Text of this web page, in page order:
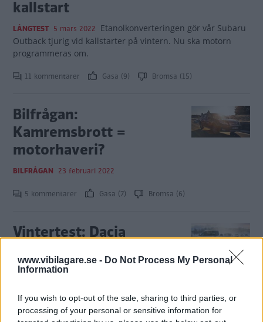
www.vibilagare.se - Do Not Process My Personal
Information
If you wish to opt-out of the sale, sharing to third parties, or
processing of your personal or sensitive information for
kallstart
LÅNGTEST 5 mars 2022 Etanolkonverteringen gör vår Subaru
Outback tjurig vid kallstarter på vintern. Nu ska motorn
programmeras om.
11 kommentarer Gasa (9) Bromsa (15)
Bilfrågan:
Kamremsbrott =
motorhaveri?
BILFRÅGAN 23 februari 2022
5 kommentarer Gasa (7) Bromsa (6)
Vintertest: Dacia
5, MG Marvel R, Nissan
(2022)